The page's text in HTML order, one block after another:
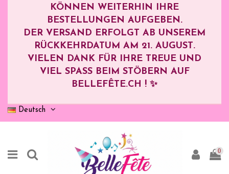
KÖNNEN WEITERHIN IHRE
BESTELLUNGEN AUFGEBEN.
DER VERSAND ERFOLGT AB UNSEREM
RÜCKKEHRDATUM AM 21. AUGUST.
VIELEN DANK FÜR IHRE TREUE UND
VIEL SPASS BEIM STÖBERN AUF B
ELLEFÊTE.CH ! ✨
Deutsch
0